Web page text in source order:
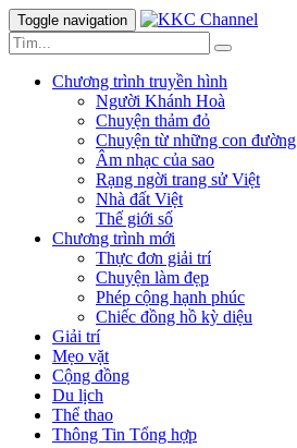
Toggle navigation
Chương trình truyền hình
Người Khánh Hoà
Chuyện thảm đỏ
Chuyện từ những con đường
Âm nhạc của sao
Rạng ngời trang sử Việt
Nhà đất Việt
Thế giới số
Chương trình mới
Thực đơn giải trí
Chuyện làm đẹp
Phép cộng hạnh phúc
Chiếc đồng hồ kỳ diệu
Giải trí
Mẹo vặt
Cộng đồng
Du lịch
Thể thao
Thông Tin Tổng hợp